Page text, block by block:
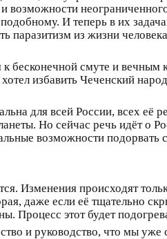
возможности
И теперь в их
паразитизм из жизни
к бесконечной смуте и вечным
избавить Чеченский
для всей России, всех её
Но сейчас речь идёт о
возможности подорвать
Изменения происходят
даже если её тщательно
Процесс этот будет
и руководство, что мы